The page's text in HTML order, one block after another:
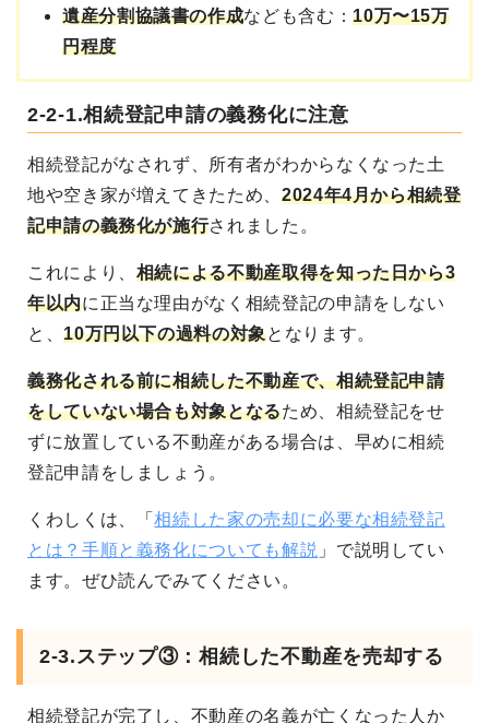
遺産分割協議書の作成なども含む：10万〜15万
円程度
2-2-1.相続登記申請の義務化に注意
相続登記がなされず、所有者がわからなくなった土
地や空き家が増えてきたため、 2024年4月から相続登
記申請の義務化が施行されました。
これにより、 相続による不動産取得を知った日から3
年以内に正当な理由がなく相続登記の申請をしない
と、10万円以下の過料の対象となります。
義務化される前に相続した不動産で、相続登記申請
をしていない場合も対象となるため、相続登記をせ
ずに放置している不動産がある場合は、早めに相続
登記申請をしましょう。
くわしくは、「相続した家の売却に必要な相続登記
とは？手順と義務化についても解説 」で説明してい
ます。ぜひ読んでみてください。
2-3.ステップ③：相続した不動産を売却する
相続登記が完了し、不動産の名義が亡くなった人か